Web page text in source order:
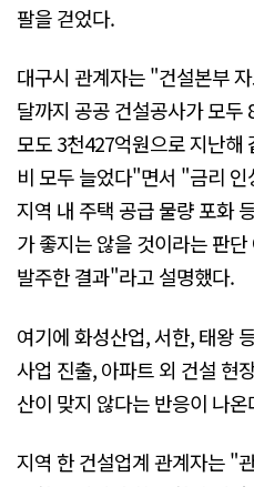
팔을 걷었다.
대구시 관계자는 "건설본부
달까지 공공 건설공사가 모두
모도 3천427억원으로 지난해
비 모두 늘었다"면서 "금리 인
지역 내 주택 공급 물량 포화
가 좋지는 않을 것이라는 판
발주한 결과"라고 설명했다.
여기에 화성산업, 서한, 태왕
사업 진출, 아파트 외 건설 현
산이 맞지 않다는 반응이 나온
지역 한 건설업계 관계자는 "